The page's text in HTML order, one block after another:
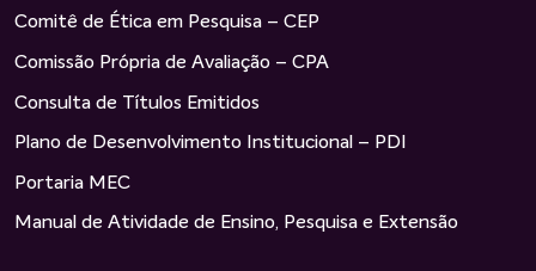
Comitê de Ética em Pesquisa – CEP
Comissão Própria de Avaliação – CPA
Consulta de Títulos Emitidos
Plano de Desenvolvimento Institucional – PDI
Portaria MEC
Manual de Atividade de Ensino, Pesquisa e Extensão